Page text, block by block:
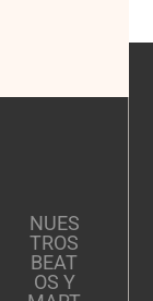
NUES
TROS
BEAT
OS Y